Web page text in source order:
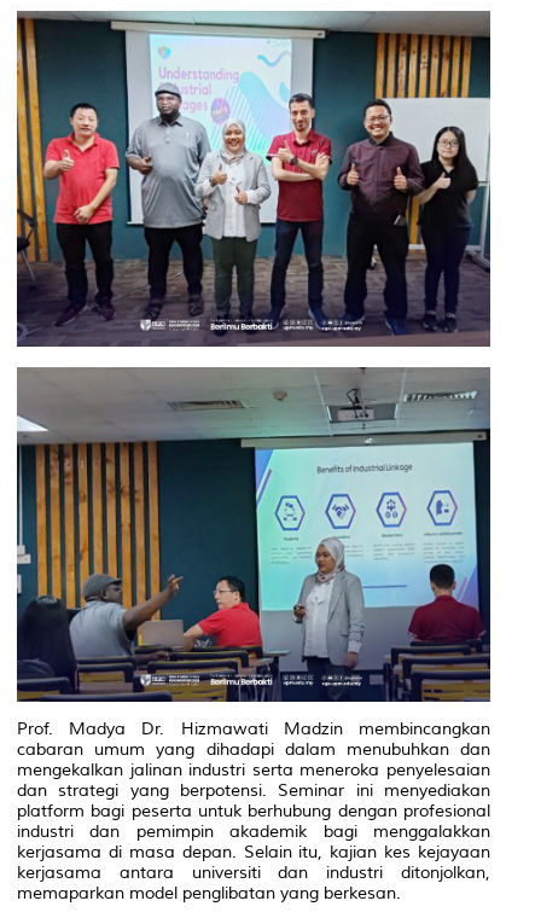
Prof. Madya Dr. Hizmawati Madzin membincangkan
cabaran umum yang dihadapi dalam menubuhkan dan
mengekalkan jalinan industri serta meneroka penyelesaian
dan strategi yang berpotensi. Seminar ini menyediakan
platform bagi peserta untuk berhubung dengan profesional
industri dan pemimpin akademik bagi menggalakkan
kerjasama di masa depan. Selain itu, kajian kes kejayaan
kerjasama antara universiti dan industri ditonjolkan,
memaparkan model penglibatan yang berkesan.